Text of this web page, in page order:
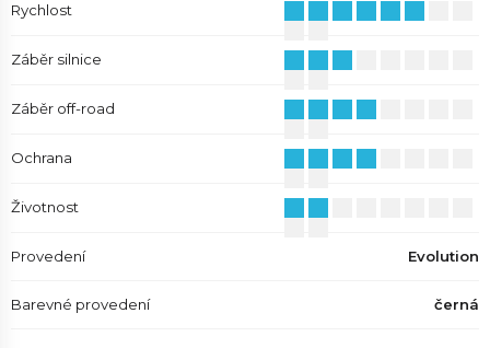
Rychlost
Záběr silnice
Záběr off-road
Ochrana
Životnost
Provedení Evolution
Barevné provedení černá